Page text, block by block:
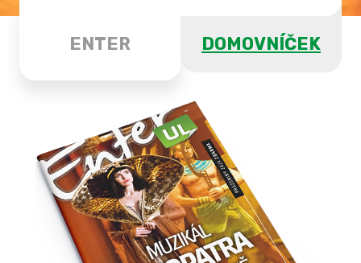
ENTER DOMOVNÍČEK